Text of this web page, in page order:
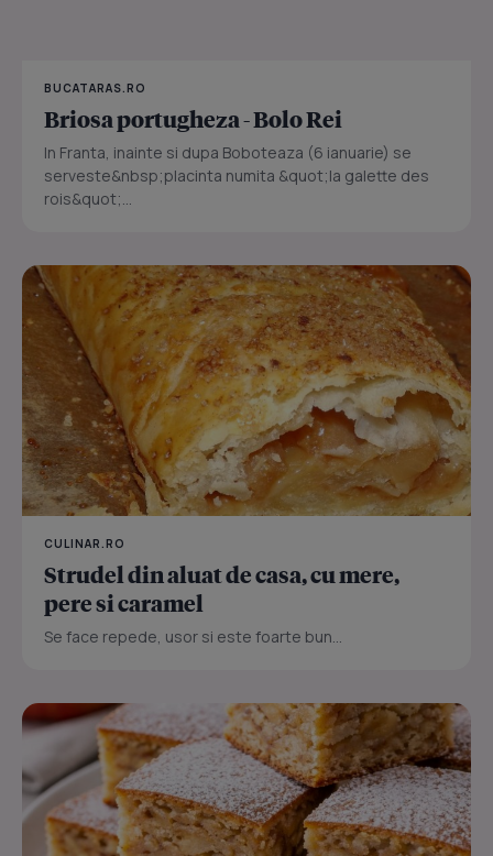
BUCATARAS.RO
Briosa portugheza - Bolo Rei
In Franta, inainte si dupa Boboteaza (6 ianuarie) se
serveste&nbsp;placinta numita &quot;la galette des
rois&quot;...
CULINAR.RO
Strudel din aluat de casa, cu mere,
pere si caramel
Se face repede, usor si este foarte bun...